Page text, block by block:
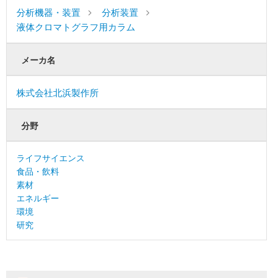
分析機器・装置
分析装置
液体クロマトグラフ用カラム
メーカ名
株式会社北浜製作所
分野
ライフサイエンス
食品・飲料
素材
エネルギー
環境
研究